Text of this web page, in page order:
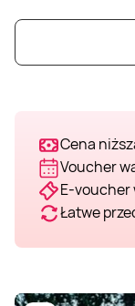
Cena
Voucher
E-voucher
Łatwe